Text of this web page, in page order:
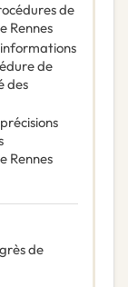
de
Rennes
de
des
Rennes
de